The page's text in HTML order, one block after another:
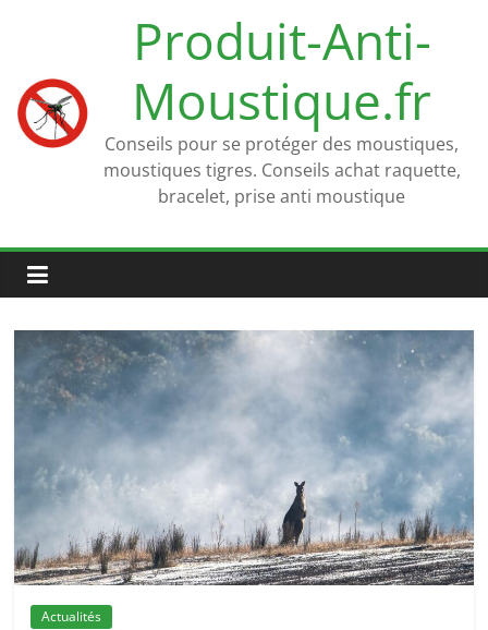
Produit-Anti-
Moustique.fr
Conseils pour se protéger des moustiques,
moustiques tigres. Conseils achat raquette,
bracelet, prise anti moustique
Actualités